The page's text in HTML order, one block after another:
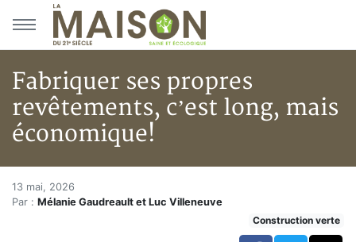
Aller au menu principal
Aller au contenu principal
Fabriquer ses propres
revêtements, c’est long, mais
économique!
Accueil
Articles
Fabriquer ses propres
13 mai, 2026
Par : Mélanie Gaudreault et Luc Villeneuve
Construction verte